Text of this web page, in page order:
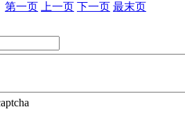
第一页 上一页 下一页 最末页